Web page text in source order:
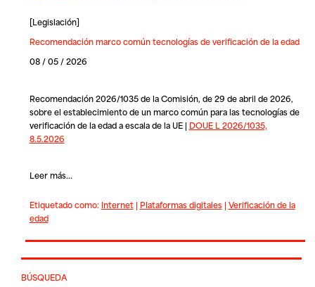
[Legislación]
Recomendación marco común tecnologías de verificación de la edad
08 / 05 / 2026
Recomendación 2026/1035 de la Comisión, de 29 de abril de 2026,
sobre el establecimiento de un marco común para las tecnologías de
verificación de la edad a escala de la UE | DOUE L 2026/1035,
8.5.2026
Leer más...
Etiquetado como: Internet| Plataformas digitales| Verificación de la
edad
BÚSQUEDA